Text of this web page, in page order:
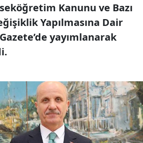
Kanunu ve Bazı
Yapılmasına Dair
yayımlanarak